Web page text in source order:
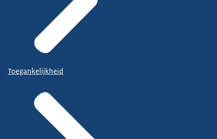
Toegankelijkheid